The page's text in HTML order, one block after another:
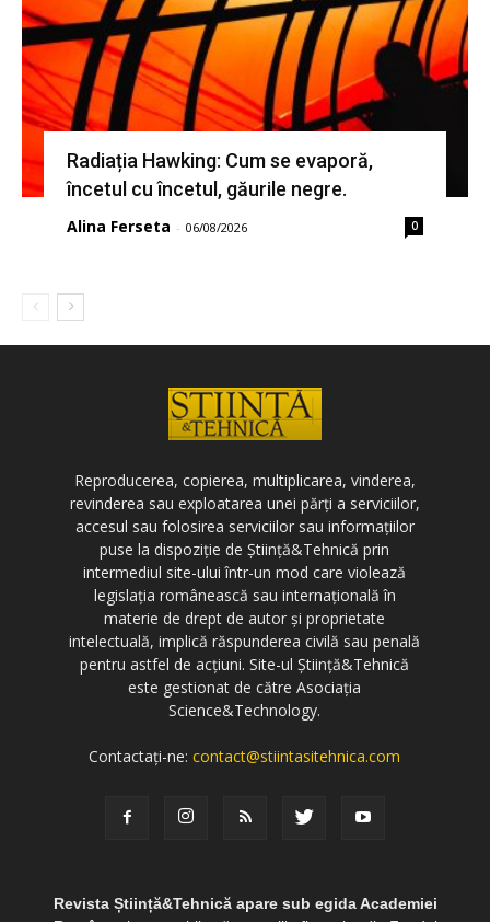
Radiația Hawking: Cum se evaporă,
încetul cu încetul, găurile negre.
Alina Ferseta - 06/08/2026 0
Reproducerea, copierea, multiplicarea, vinderea,
revinderea sau exploatarea unei părți a serviciilor,
accesul sau folosirea serviciilor sau informațiilor
puse la dispoziție de Știință&Tehnică prin
intermediul site-ului într-un mod care violează
legislația românească sau internațională în
materie de drept de autor și proprietate
intelectuală, implică răspunderea civilă sau penală
pentru astfel de acțiuni. Site-ul Știință&Tehnică
este gestionat de către Asociația
Science&Technology.
Contactați-ne:contact@stiintasitehnica.com
Revista Știință&Tehnică apare sub egida Academiei